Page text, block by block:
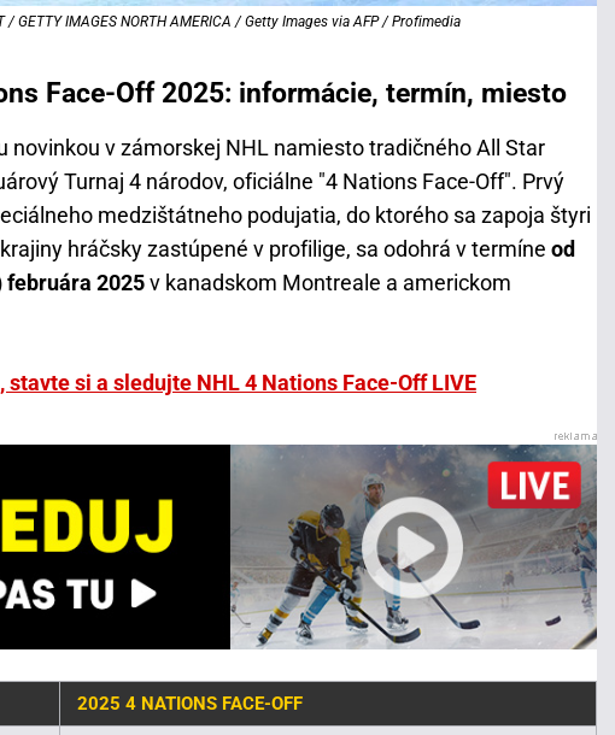
/ GETTY IMAGES NORTH AMERICA / Getty Images via AFP / Profimedia
Face-Off 2025: informácie, termín, miesto
novinkou v zámorskej NHL namiesto tradičného All Star
Turnaj 4 národov, oficiálne "4 Nations Face-Off". Prvý
medzištátneho podujatia, do ktorého sa zapoja štyri
hráčsky zastúpené v profilige, sa odohrá v termíne od
februára 2025v kanadskom Montreale a americkom
stavte si a sledujte NHL 4 Nations Face-Off LIVE
2025 4 NATIONS FACE-OFF